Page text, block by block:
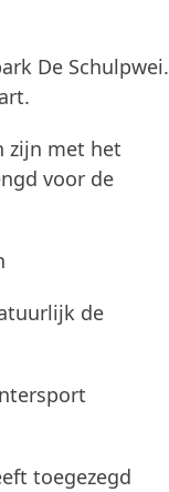
De Schulpwei.
zijn met het
voor de
de
toegezegd